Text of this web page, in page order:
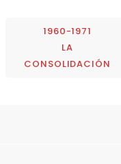
1960-1971
LA
CONSOLIDACIÓN